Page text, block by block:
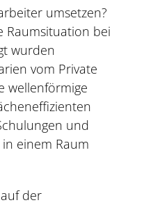
umsetzen?
Raumsituation bei
wurden
vom Private
wellenförmige
und
einem Raum
der